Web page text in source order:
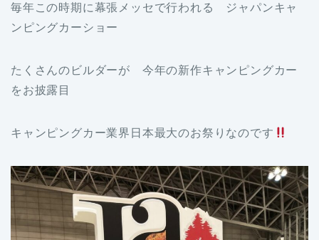
毎年この時期に幕張メッセで行われる ジャパンキャ
ンピングカーショー
たくさんのビルダーが 今年の新作キャンピングカー
をお披露目
キャンピングカー業界日本最大のお祭りなのです